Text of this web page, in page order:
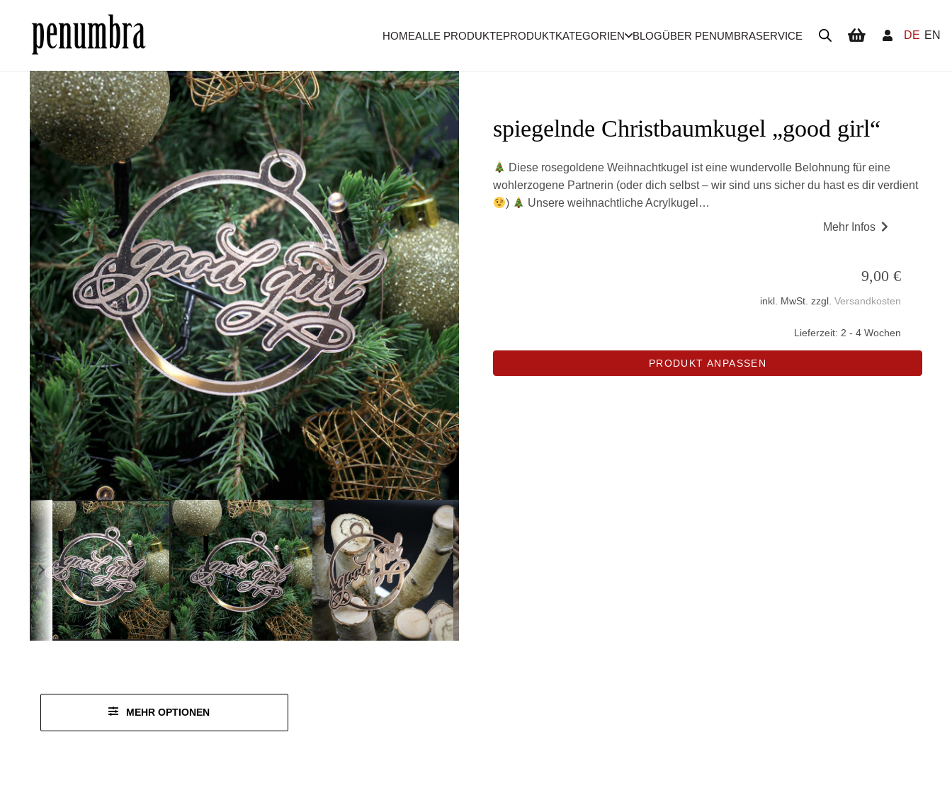
HOMEALLE PRODUKTEPRODUKTKATEGORIEN BLOGÜBER PENUMBRASERVICE DE EN
spiegelnde Christbaumkugel „good girl“
Diese rosegoldene Weihnachtkugel ist eine wundervolle Belohnung für eine
wohlerzogene Partnerin (oder dich selbst – wir sind uns sicher du hast es dir verdient
)
Unsere weihnachtliche Acrylkugel…
Mehr Infos
9,00 €
inkl. MwSt. zzgl. Versandkosten
Lieferzeit: 2 - 4 Wochen
PRODUKT ANPASSEN
MEHR OPTIONEN